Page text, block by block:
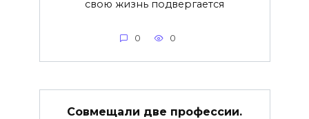
свою жизнь подвергается
0 0
Совмещали две профессии.